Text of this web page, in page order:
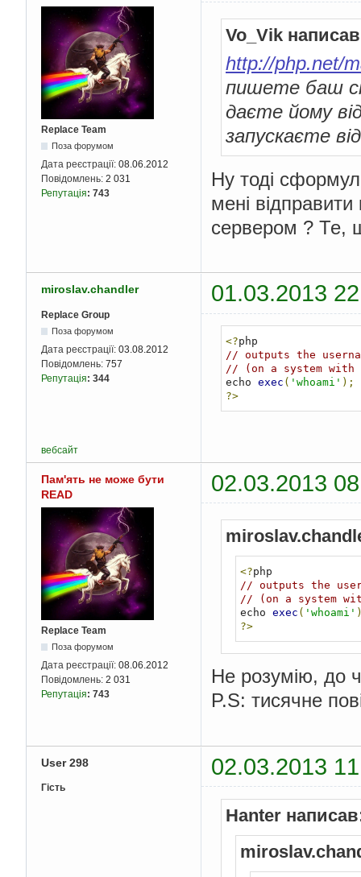
Replace Team
Поза форумом
Дата реєстрації: 08.06.2012
Повідомлень: 2 031
Репутація: 743
Vo_Vik
http://php.net/
пишете баш
даєте йому
запускаєте
Ну тоді
мені
сервером ? Те,
miroslav.chandler 01.03.2013
Replace Group
Поза форумом
Дата реєстрації: 03.08.2012
Повідомлень: 757
Репутація: 344
<?
// outputs the
// (on a system with
echo exec ( 'whoami' );
?>
вебсайт
Пам'ять не може бути
READ
02.03.2013
Replace Team
Поза форумом
Дата реєстрації: 08.06.2012
Повідомлень: 2 031
Репутація: 743
<?
// outputs the
// (on a system
echo exec ( 'whoami'
?>
Не розумію, до
P.S: тисячне
User 298 02.03.2013
Гість
Hanter